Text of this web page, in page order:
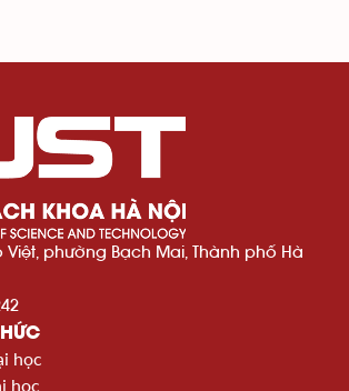
Việt, phường Bạch Mai, Thành phố Hà
học
học